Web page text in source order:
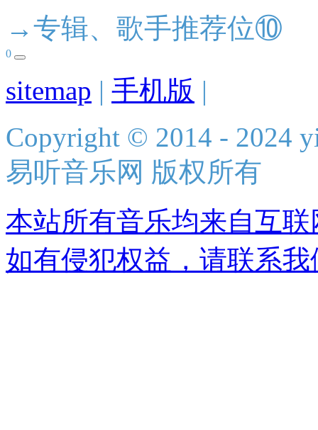
→专辑、歌手推荐位⑩
0
sitemap | 手机版 |
Copyright © 2014 - 2024
易听音乐网 版权所有
本站所有音乐均来自互
如有侵犯权益，请联系